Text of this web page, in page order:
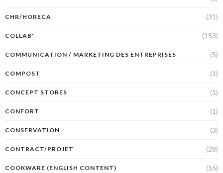
CHR/HORECA (31)
COLLAB' (153)
COMMUNICATION / MARKETING DES ENTREPRISES (5)
COMPOST (1)
CONCEPT STORES (1)
CONFORT (1)
CONSERVATION (3)
CONTRACT/PROJET (28)
COOKWARE (ENGLISH CONTENT) (16)